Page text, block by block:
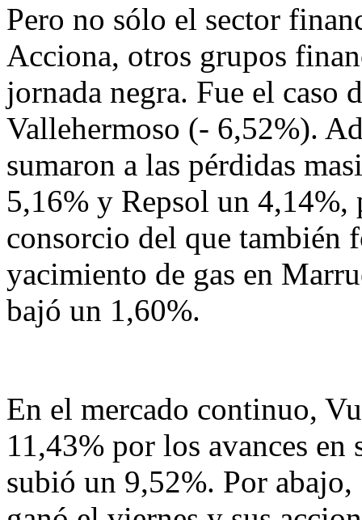
Pero no sólo el sector
Acciona, otros grupos
jornada negra. Fue el
Vallehermoso (- 6,52%).
sumaron a las pérdidas
5,16% y Repsol un 4,14%,
consorcio del que también
yacimiento de gas en
bajó un 1,60%.
En el mercado continuo,
11,43% por los avances
subió un 9,52%. Por